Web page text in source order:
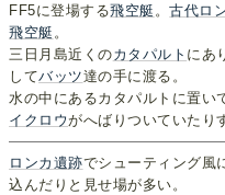
FF5に登場する飛空艇 。古代ロ
飛空艇 。
三日月島近くのカタパルト にあ
してバッツ達の手に渡る。
水の中にあるカタパルトに置い
イクロウがへばりついていたり
ロンカ遺跡でシューティング風
込んだりと見せ場が多い。